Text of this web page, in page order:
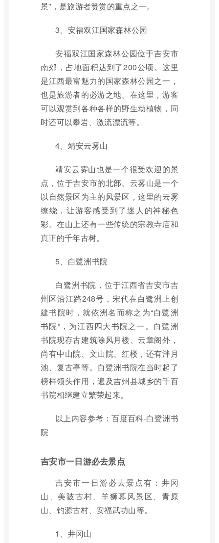
景”，是旅游者赞赏的重点之一。
3、安福双江国家森林公园
安福双江国家森林公园位于吉安市
南郊，占地面积达到了200公顷。这里
是江西最富魅力的国家森林公园之一，
也是旅游者的必游之地。在这里，游客
可以观赏到各种各样的野生动植物，同
时还可以攀岩、激流漂流等。
4、靖安云雾山
靖安云雾山也是一个很受欢迎的景
点，位于吉安市的北部。云雾山是一个
以自然景区为主的风景区，这里的云雾
缭绕，让游客感受到了迷人的神秘色
彩。在山上还有一些传统的宗教寺庙和
真正的千年古树。
5、白鹭洲书院
白鹭洲书院，位于江西省吉安市吉
州区沿江路248号，宋代在白鹭洲上创
建书院时，就依洲名而称之为“白鹭洲
书院”，为江西四大书院之一。白鹭洲
书院现存古建筑除风月楼、云章阁外，
尚有中山院、文山院、红楼，还有泮月
池、复古亭等。白鹭洲书院在当时起了
榜样领头作用，遍及吉州县城乡的千百
书院相继建立繁荣起来。
以上内容参考：百度百科-白鹭洲书
院
吉安市一日游必去景点
吉安市一日游必去景点有：井冈
山、美陂古村、羊狮幕风景区、青原
山、钓源古村、安福武功山等。
1、井冈山